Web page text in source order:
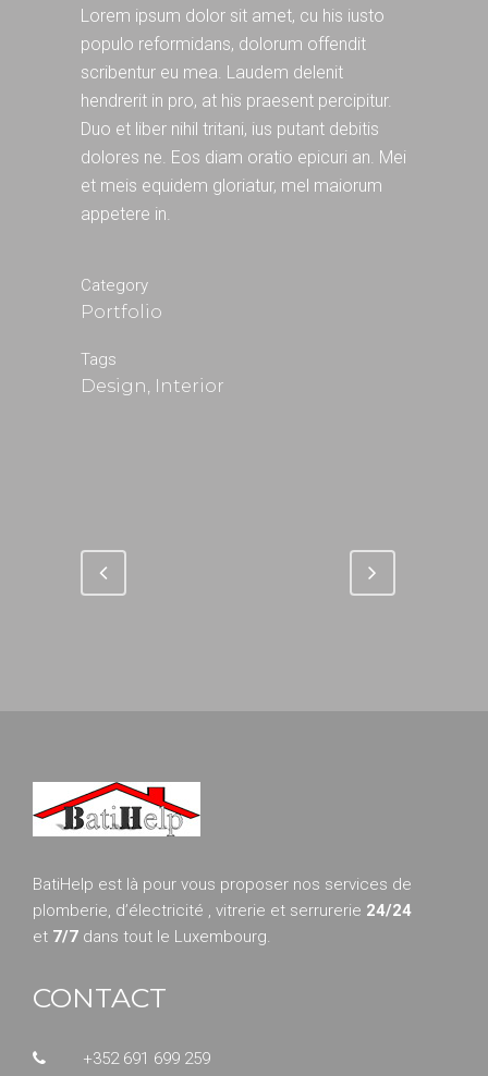
Lorem ipsum dolor sit amet, cu his iusto
populo reformidans, dolorum offendit
scribentur eu mea. Laudem delenit
hendrerit in pro, at his praesent percipitur.
Duo et liber nihil tritani, ius putant debitis
dolores ne. Eos diam oratio epicuri an. Mei
et meis equidem gloriatur, mel maiorum
appetere in.
Category
Portfolio
Tags
Design, Interior
BatiHelp est là pour vous proposer nos services de
plomberie, d’électricité , vitrerie et serrurerie 24/24
et 7/7 dans tout le Luxembourg.
CONTACT
+352 691 699 259